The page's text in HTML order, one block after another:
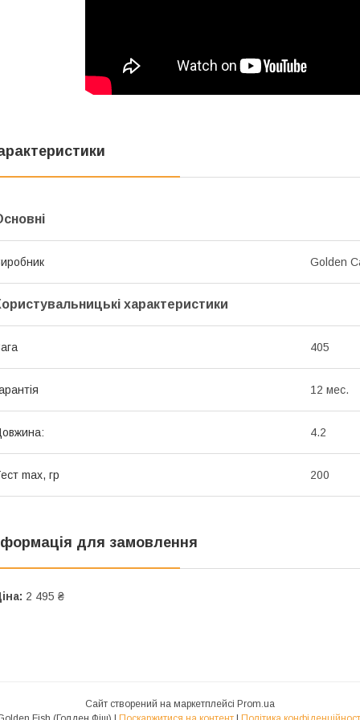
Golden
характеристики
405
12 мес.
4.2
max, гр 200
для замовлення
2 495 ₴
Сайт створений на маркетплейсі Prom.ua